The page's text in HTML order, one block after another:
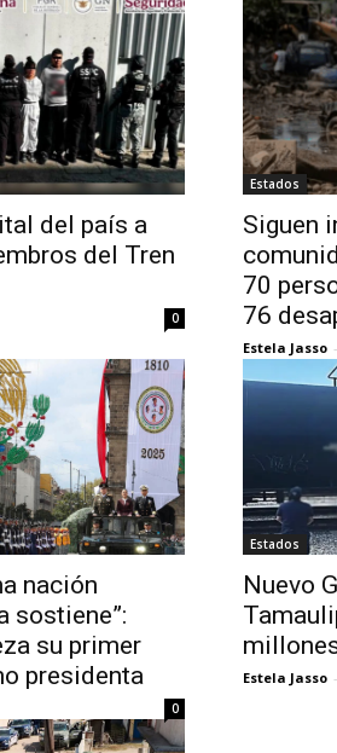
del país a
del Tren
0
Estados
Siguen
70
76
Estela Jasso -
nación
sostiene”:
su primer
presidenta
0
Estados
Nuevo
Estela Jasso -